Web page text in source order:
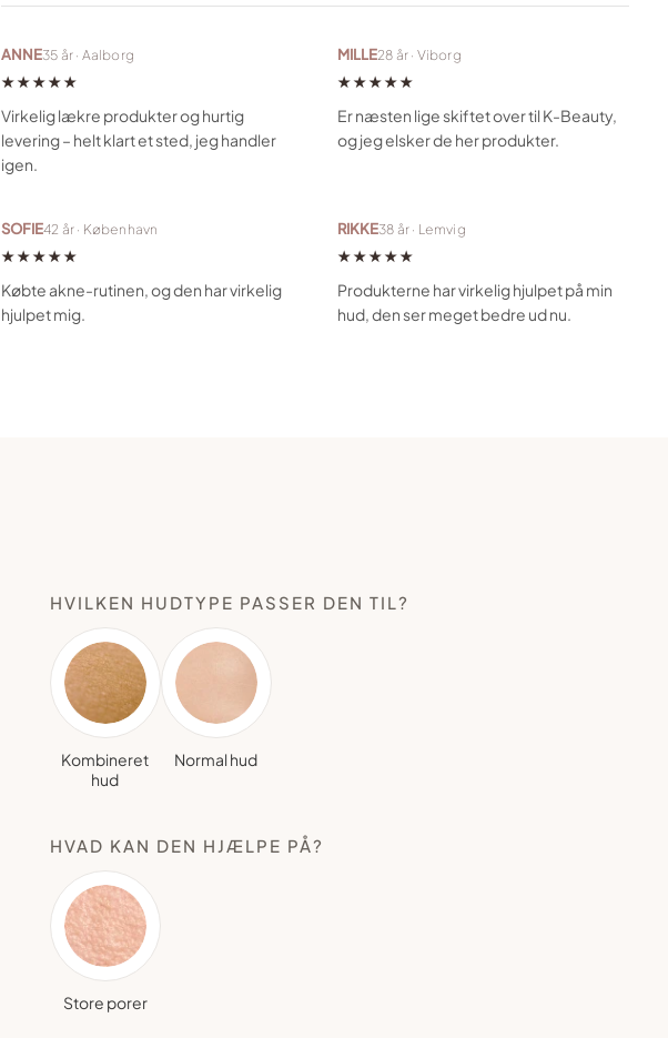
ANNE35 år · Aalborg
★★★★★
Virkelig lækre produkter og hurtig
levering – helt klart et sted, jeg handler
igen.
MILLE28 år · Viborg
★★★★★
Er næsten lige skiftet over til K-Beauty,
og jeg elsker de her produkter.
SOFIE42 år · København
★★★★★
Købte akne-rutinen, og den har virkelig
hjulpet mig.
RIKKE38 år · Lemvig
★★★★★
Produkterne har virkelig hjulpet på min
hud, den ser meget bedre ud nu.
HVILKEN HUDTYPE PASSER DEN TIL?
Kombineret
hud
Normal hud
HVAD KAN DEN HJÆLPE PÅ?
Store porer